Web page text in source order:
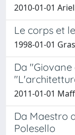
2010-01-01
Le corps et
1998-01-01
Da
2011-01-01
Da Maestro
Polesello